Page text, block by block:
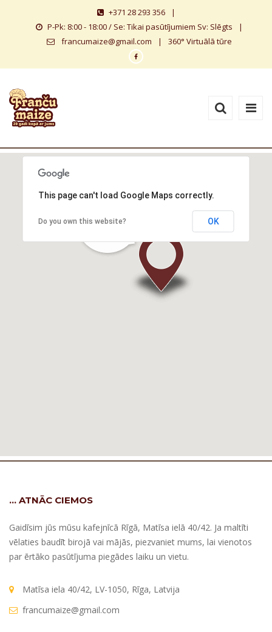
+371 28 293 356
|
P-Pk: 8:00 - 18:00 / Se: Tikai pasūtījumiem Sv: Slēgts
|
francumaize@gmail.com
| 360° Virtuālā tūre
This page can't load Google Maps correctly.
Do you own this website? OK
… ATNĀC CIEMOS
Gaidīsim jūs mūsu kafejnīcā Rīgā, Matīsa ielā 40/42. Ja maltīti
vēlaties baudīt birojā vai mājās, piezvaniet mums, lai vienotos
par ērtāko pasūtījuma piegādes laiku un vietu.
Matīsa iela 40/42, LV-1050, Rīga, Latvija
francumaize@gmail.com